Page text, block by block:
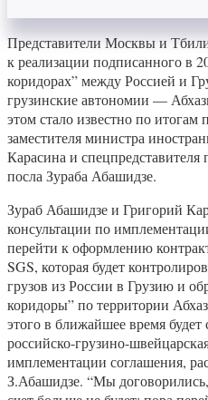
Представители Москвы и
к реализации подписанного в
коридорах” между Россией и
грузинские автономии —
этом стало известно по итогам
заместителя министра
Карасина и
посла Зураба Абашидзе.
Зураб Абашидзе и Григорий
консультации по
перейти к оформлению
SGS, которая будет
грузов из России в Грузию и
коридоры” по территории
этого в ближайшее время
российско-грузино-
имплементации соглашения,
З.Абашидзе. “Мы договорились,